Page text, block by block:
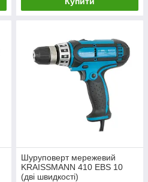
Шуруповерт мережевий
KRAISSMANN 410 EBS 10
(дві швидкості)